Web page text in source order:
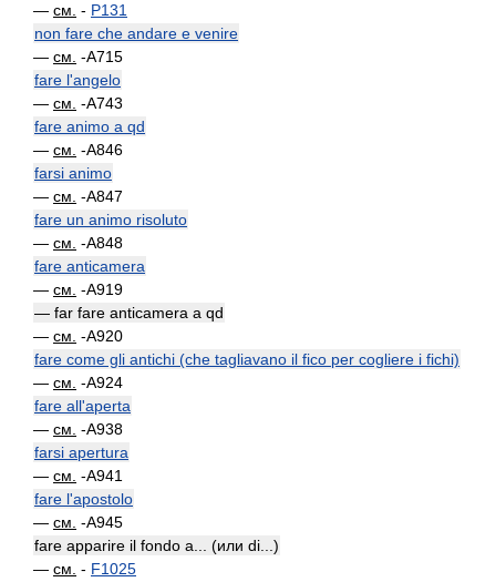
— см. - P131
non fare che andare e venire
— см. -A715
fare l'angelo
— см. -A743
fare animo a qd
— см. -A846
farsi animo
— см. -A847
fare un animo risoluto
— см. -A848
fare anticamera
— см. -A919
— far fare anticamera a qd
— см. -A920
fare come gli antichi (che tagliavano il fico per cogliere i fichi)
— см. -A924
fare all'aperta
— см. -A938
farsi apertura
— см. -A941
fare l'apostolo
— см. -A945
fare apparire il fondo a... (или di...)
— см. - F1025